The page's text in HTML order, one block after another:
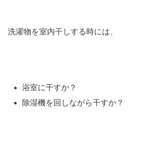
洗濯物を室内干しする時には、
浴室に干すか？
除湿機を回しながら干すか？